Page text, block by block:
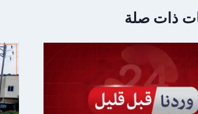
ذات صلة